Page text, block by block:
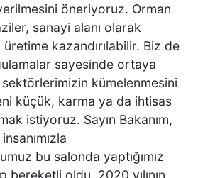
ZİMET GURME KASAP’TA
KURBANLIK SATIŞLARI
BAŞLADI
DENİZLİ’DE MART SÜRPRİZİ
öneriyoruz. Orman
sanayi alanı olarak
kazandırılabilir. Biz de
sayesinde ortaya
kümelenmesini
küçük, karma ya da ihtisas
istiyoruz. Sayın Bakanım,
bu salonda yaptığımız
bereketli oldu. 2020 yılının